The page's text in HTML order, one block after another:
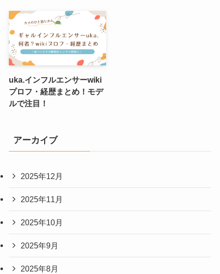
uka.インフルエンサーwiki
プロフ・経歴まとめ！モデ
ルで注目！
アーカイブ
2025年12月
2025年11月
2025年10月
2025年9月
2025年8月